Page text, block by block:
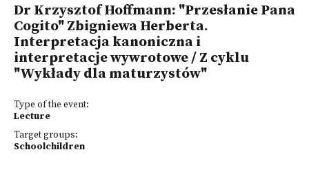
Dr Krzysztof Hoffmann: "Przesłanie Pana
Cogito" Zbigniewa Herberta.
Interpretacja kanoniczna i
interpretacje wywrotowe / Z cyklu
"Wykłady dla maturzystów"
Type of the event:
Lecture
Target groups:
Schoolchildren